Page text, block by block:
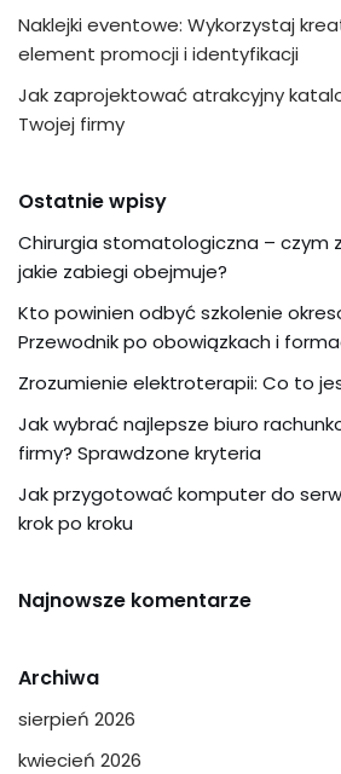
Naklejki eventowe: Wykorzystaj
element promocji i identyfikacji
Jak zaprojektować atrakcyjny
Twojej firmy
Ostatnie wpisy
Chirurgia stomatologiczna – czym
jakie zabiegi obejmuje?
Kto powinien odbyć szkolenie
Przewodnik po obowiązkach i
Zrozumienie elektroterapii: Co to
Jak wybrać najlepsze biuro
firmy? Sprawdzone kryteria
Jak przygotować komputer do
krok po kroku
Najnowsze komentarze
Archiwa
sierpień 2026
kwiecień 2026